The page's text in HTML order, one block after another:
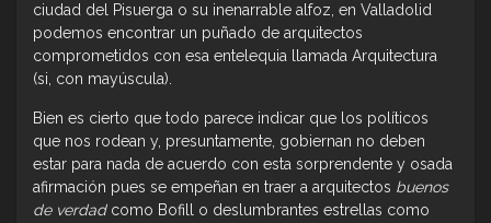
ciudad del Pisuerga o su inenarrable alfoz, en Valladolid
podemos encontrar un puñado de arquitectos
comprometidos con esa entelequia llamada Arquitectura
(si, con mayúscula).
Bien es cierto que todo parece indicar que los políticos
que nos rodean y, presuntamente, gobiernan no deben
estar para nada de acuerdo con esta sorprendente y osada
afirmación pues se empeñan en traer a arquitectos buenos
de verdadcomo Bofill o deslumbrantes estrellas como